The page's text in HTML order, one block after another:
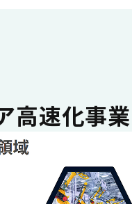
高速化事業